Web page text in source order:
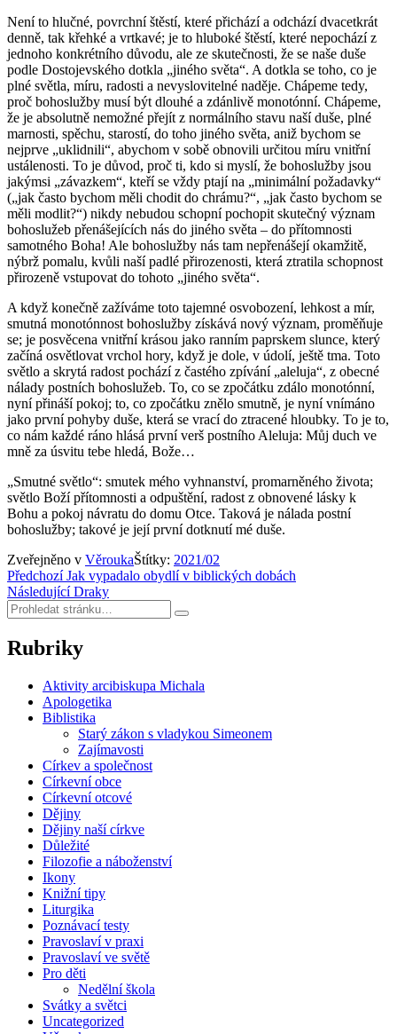
Není to hlučné, povrchní štěstí, které přichází a odchází dvacetkrát
denně, tak křehké a vrtkavé; je to hluboké štěstí, které nepochází z
jednoho konkrétního důvodu, ale ze skutečnosti, že se naše duše
podle Dostojevského dotkla „jiného světa“. A dotkla se toho, co je
plné světla, míru, radosti a nevyslovitelné naděje. Chápeme tedy,
proč bohoslužby musí být dlouhé a zdánlivě monotónní. Chápeme,
že je absolutně nemožné přejít z normálního stavu naší duše, plné
marnosti, spěchu, starostí, do toho jiného světa, aniž bychom se
nejprve „uklidnili“, abychom v sobě obnovili určitou míru vnitřní
ustálenosti. To je důvod, proč ti, kdo si myslí, že bohoslužby jsou
jakýmsi „závazkem“, kteří se vždy ptají na „minimální požadavky“
(„jak často bychom měli chodit do chrámu?“, „jak často bychom se
měli modlit?“) nikdy nebudou schopní pochopit skutečný význam
bohoslužeb přenášejících nás do jiného světa – do přítomnosti
samotného Boha! Ale bohoslužby nás tam nepřenášejí okamžitě,
nýbrž pomalu, kvůli naší padlé přirozenosti, která ztratila schopnost
přirozeně vstupovat do tohoto „jiného světa“.
A když konečně zažíváme toto tajemné osvobození, lehkost a mír,
smutná monotónnost bohoslužby získává nový význam, proměňuje
se; je posvěcena vnitřní krásou jako ranním paprskem slunce, který
začíná osvětlovat vrchol hory, když je dole, v údolí, ještě tma. Toto
světlo a skrytá radost pochází z častého zpívání „aleluja“, z obecné
nálady postních bohoslužeb. To, co se zpočátku zdálo monotónní,
nyní přináší pokoj; to, co zpočátku znělo smutně, je nyní vnímáno
jako první pohyby duše, která se vrací do ztracené hloubky. To je to,
co nám každé ráno hlásá první verš postního Aleluja: Můj duch ve
mně za úsvitu tebe hledá, Bože…
„Smutné světlo“: smutek mého vyhnanství, promarněného života;
světlo Boží přítomnosti a odpuštění, radost z obnovené lásky k
Bohu a pokoj návratu do domu Otce. Taková je nálada postní
bohoslužby; takové je její první dotknutí mé duše.
Zveřejněno v VěroukaŠtítky: 2021/02
Navigace
pro
příspěvek
Předchozí Jak vypadalo obydlí v biblických dobách
Následující Draky
Hledat:
Hledat
Rubriky
Aktivity arcibiskupa Michala
Apologetika
Biblistika
Starý zákon s vladykou Simeonem
Zajímavosti
Církev a společnost
Církevní obce
Církevní otcové
Dějiny
Dějiny naší církve
Důležité
Filozofie a náboženství
Ikony
Knižní tipy
Liturgika
Poznávací testy
Pravoslaví v praxi
Pravoslaví ve světě
Pro děti
Nedělní škola
Svátky a světci
Uncategorized